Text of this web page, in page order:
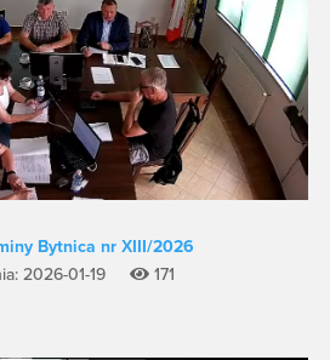
Bytnica nr XIII/2026
2026-01-19
171